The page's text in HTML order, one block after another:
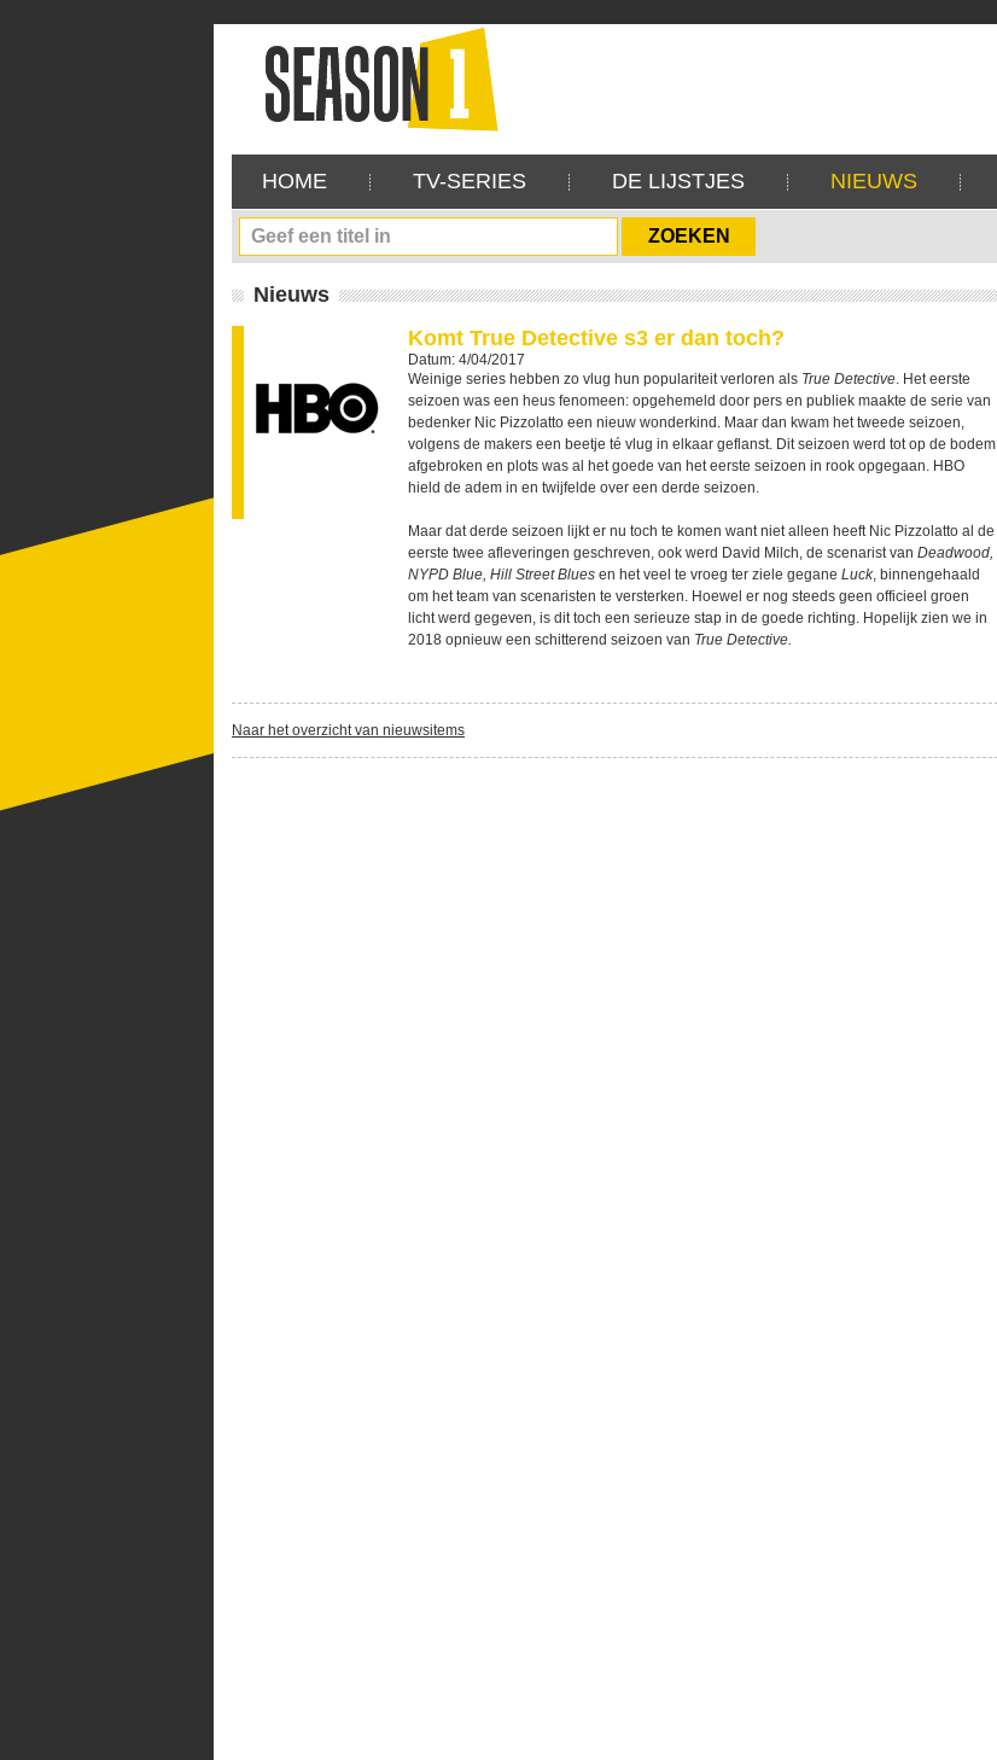
HOME TV-SERIES DE LIJSTJES NIEUWS
Nieuws
Komt True Detective s3 er dan toch?
Datum: 4/04/2017
Weinige series hebben zo vlug hun populariteit verloren als True Detective. Het eerste
seizoen was een heus fenomeen: opgehemeld door pers en publiek maakte de serie van
bedenker Nic Pizzolatto een nieuw wonderkind. Maar dan kwam het tweede seizoen,
volgens de makers een beetje té vlug in elkaar geflanst. Dit seizoen werd tot op de bodem
afgebroken en plots was al het goede van het eerste seizoen in rook opgegaan. HBO
hield de adem in en twijfelde over een derde seizoen.
Maar dat derde seizoen lijkt er nu toch te komen want niet alleen heeft Nic Pizzolatto al de
eerste twee afleveringen geschreven, ook werd David Milch, de scenarist van Deadwood,
NYPD Blue, Hill Street Blues en het veel te vroeg ter ziele gegane Luck, binnengehaald
om het team van scenaristen te versterken. Hoewel er nog steeds geen officieel groen
licht werd gegeven, is dit toch een serieuze stap in de goede richting. Hopelijk zien we in
2018 opnieuw een schitterend seizoen van True Detective.
Naar het overzicht van nieuwsitems